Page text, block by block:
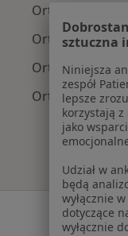
Ortopedzi z JP
Ortopedzi z
Ortopedzi z
Ortopedzi z
sztuczna
Niniejsza
zespół
lepsze
korzystają
jako
Udział w
będą
wyłącznie
dotyczące
wyłącznie